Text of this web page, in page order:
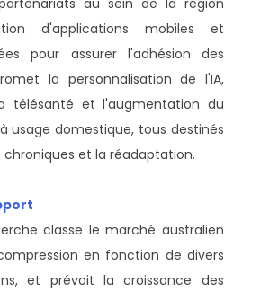
d'applications mobiles et
pour assurer l'adhésion des
la personnalisation de l'IA,
télésanté et l'augmentation du
usage domestique, tous destinés
chroniques et la réadaptation.
classe le marché australien
en fonction de divers
et prévoit la croissance des